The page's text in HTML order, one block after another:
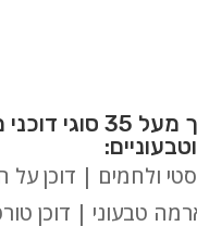
בחרו מתוך מעל 35 סוגי
ולחמים | דוכן על
טבעוני | דוכן